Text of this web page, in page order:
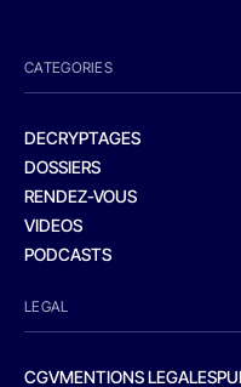
CATEGORIES
DECRYPTAGES
DOSSIERS
RENDEZ-VOUS
VIDEOS
PODCASTS
LEGAL
CGVMENTIONS LEGALES